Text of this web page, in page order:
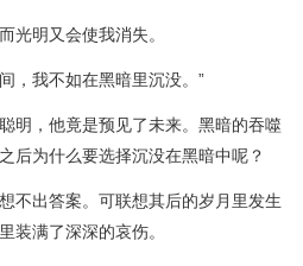
光明又会使我消失。
，我不如在黑暗里沉没。”
明，他竟是预见了未来。黑暗的吞噬
后为什么要选择沉没在黑暗中呢？
不出答案。可联想其后的岁月里发生
装满了深深的哀伤。